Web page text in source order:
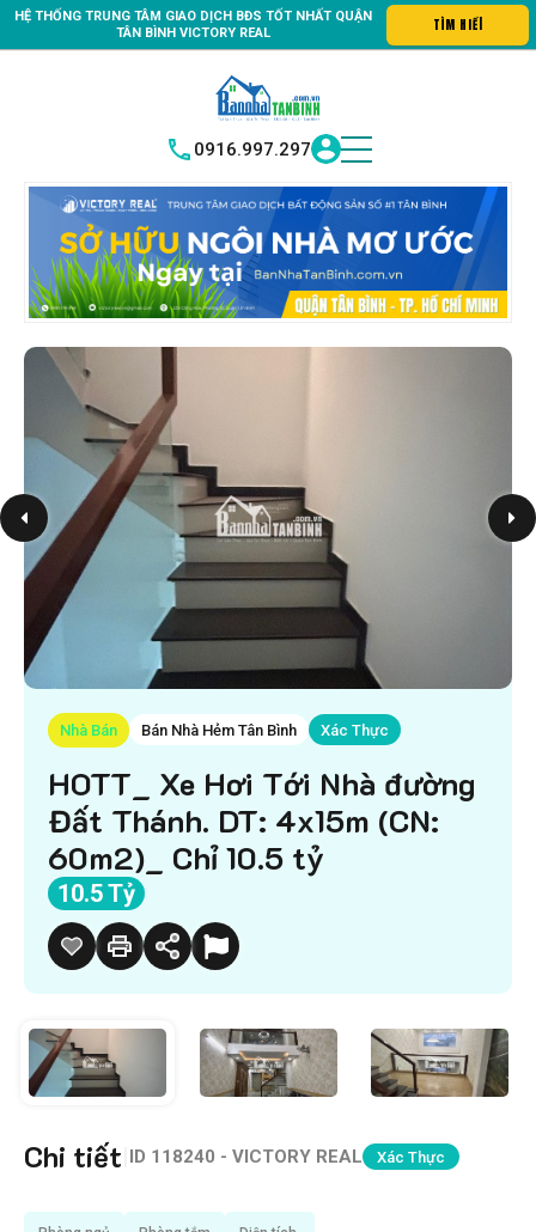
động sản quận Tân Bình "Nơi bạn tìm kiếm bất động sản
0916.997.297
Nhà Bán Bán Nhà Hẻm Tân Bình Xác Thực
HOTT_ Xe Hơi Tới Nhà đường
Đất Thánh. DT: 4x15m (CN:
60m2)_ Chỉ 10.5 tỷ
10.5 Tỷ
Chi tiết ID 118240 - VICTORY REAL Xác Thực
HỆ THỐNG TRUNG TÂM GIAO DỊCH BĐS TỐT NHẤT QUẬN
TÂN BÌNHVICTORY REAL TÌM HIỂ|